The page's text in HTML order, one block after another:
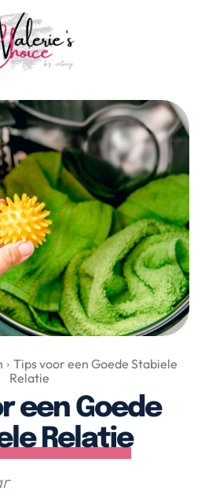
& Culture
& Drinks
& Opmerkelijk
& Duurzaamheid
& Tech
5 van Valerie
& Beauty
Huis & Tuin
& Media
De Top 5
Contact
CHOICE
Tips voor een Goede Stabiele
Relatie
een Goede
Relatie